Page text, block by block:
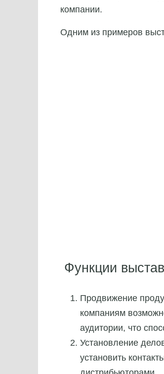
компании.
Одним из примеров
Функции
Продвижение
компаниям
аудитории, что
Установление
установить